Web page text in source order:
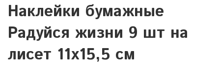
Наклейки бумажные
Радуйся жизни 9 шт на
лисет 11х15,5 см